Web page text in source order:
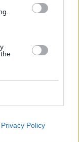
Privacy Policy
στις
δασμός 3
αγορές